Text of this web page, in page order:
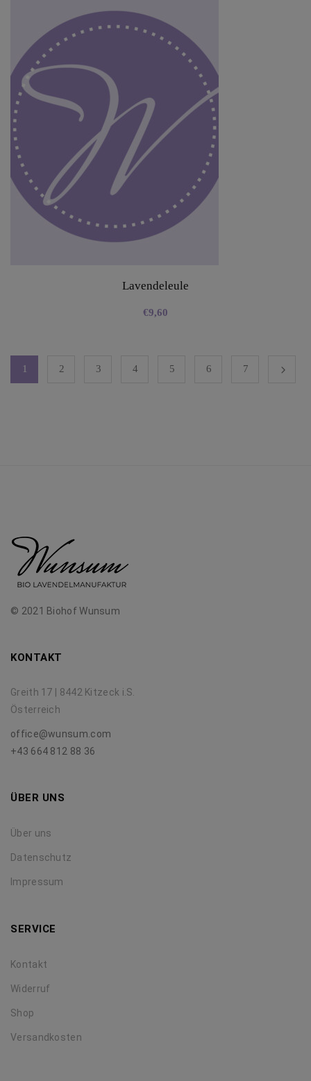
Lavendeleule
€9,60
1 2 3 4 5 6 7
© 2021 Biohof Wunsum
KONTAKT
Greith 17 | 8442 Kitzeck i.S.
Österreich
office@wunsum.com
+43 664 812 88 36
ÜBER UNS
Über uns
Datenschutz
Impressum
SERVICE
Kontakt
Widerruf
Shop
Versandkosten